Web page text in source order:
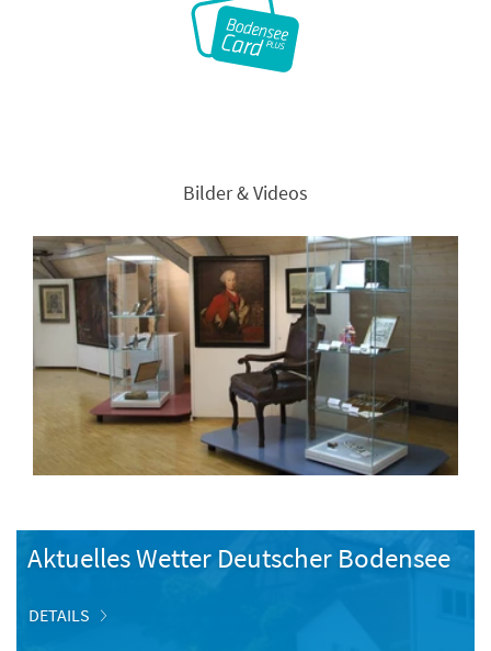
Bilder & Videos
Aktuelles Wetter Deutscher Bodensee
DETAILS